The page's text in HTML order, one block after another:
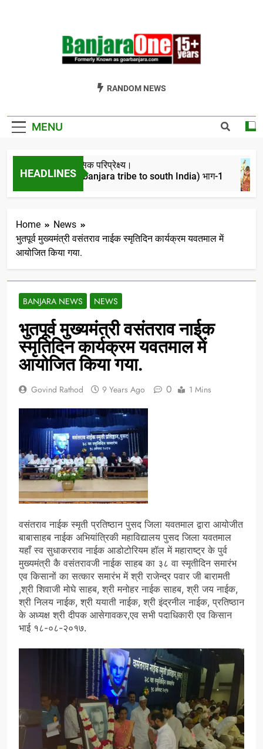
Welcome To
GoarBanjara.com
RANDOM NEWS
MENU
HEADLINES
बंजारो का ऐतिहासिक परिप्रेक्ष्य।
(Migration of banjara tribe to south India) भाग-1
4 Years Ago
Home
News
भुतपूर्व मुख्यमंत्री वसंतराव नाईक स्मृतिदिन कार्यक्रम यवतमाल में
आयोजित किया गया.
BANJARA NEWS NEWS
भुतपूर्व मुख्यमंत्री वसंतराव नाईक
स्मृतिदिन कार्यक्रम यवतमाल में
आयोजित किया गया.
Govind Rathod 9 Years Ago 0 1 Mins
वसंतराव नाईक स्मृती प्रतिष्ठान पुसद जिला यवतमाल द्वारा आयोजीत
बाबासाहब नाईक अभियांत्रिकी महाविद्यालय पुसद जिला यवतमाल
यहाँ स्व सुधाकरराव नाईक आडोटोरियम हॉल में महाराष्ट्र के पुर्व
मुख्यमंत्री कै वसंतरावजी नाईक साहब का ३८ वा स्मृतीदिन समारंभ
एव किसानों का सत्कार समारंभ में श्री राजेन्द्र पवार जी बारामती
,श्री शिवाजी मोघे साहब, श्री मनोहर नाईक साहब, श्री जय नाईक,
श्री निलय नाईक, श्री ययाती नाईक, श्री इंद्रनील नाईक, प्रतिष्ठान
के अध्यक्ष श्री दीपक आसेगावकर,एव सभी पदाधिकारी एव किसान
भाई १८-०८-२०१७.